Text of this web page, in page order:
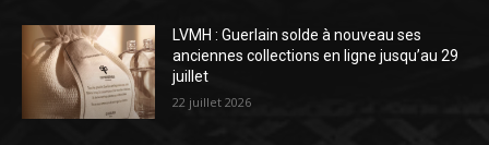
LVMH : Guerlain solde à nouveau ses
anciennes collections en ligne jusqu’au 29
juillet
22 juillet 2026